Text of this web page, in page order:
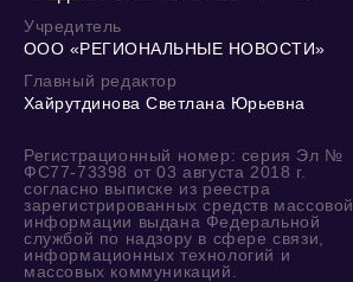
Учредитель
ООО «РЕГИОНАЛЬНЫЕ НОВОСТИ»
Главный редактор
Хайрутдинова Светлана Юрьевна
Регистрационный номер: серия Эл №
ФС77-73398 от 03 августа 2018 г.
согласно выписке из реестра
зарегистрированных средств массовой
информации выдана Федеральной
службой по надзору в сфере связи,
информационных технологий и
массовых коммуникаций.